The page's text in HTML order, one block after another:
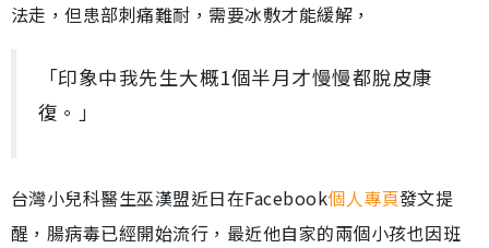
法走，但患部刺痛難耐，需要冰敷才能緩解，
「印象中我先生大概1個半月才慢慢都脫皮康
復。」
台灣小兒科醫生巫漢盟近日在Facebook個人專頁發文提
醒，腸病毒已經開始流行，最近他自家的兩個小孩也因班